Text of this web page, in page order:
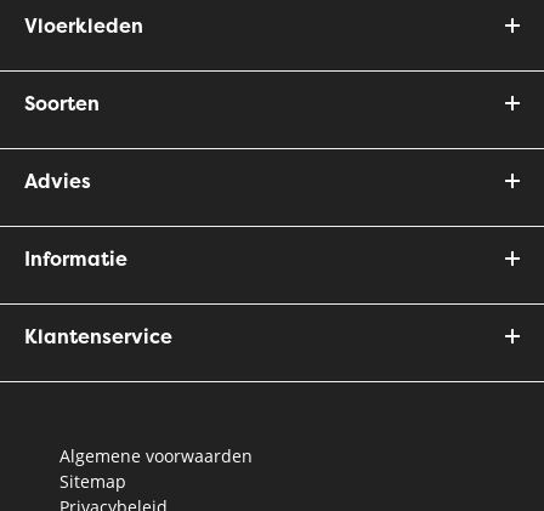
Vloerkleden
Soorten
Advies
Informatie
Klantenservice
Algemene voorwaarden
Sitemap
Privacybeleid